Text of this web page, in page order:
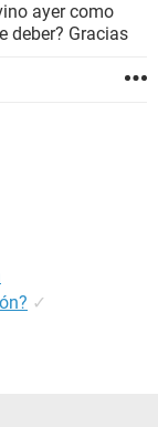
ayer como
deber? Gracias
✓